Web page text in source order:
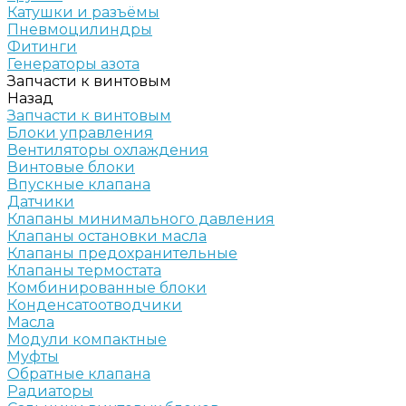
Катушки и разъёмы
Пневмоцилиндры
Фитинги
Генераторы азота
Запчасти к винтовым
Назад
Запчасти к винтовым
Блоки управления
Вентиляторы охлаждения
Винтовые блоки
Впускные клапана
Датчики
Клапаны минимального давления
Клапаны остановки масла
Клапаны предохранительные
Клапаны термостата
Комбинированные блоки
Конденсатоотводчики
Масла
Модули компактные
Муфты
Обратные клапана
Радиаторы